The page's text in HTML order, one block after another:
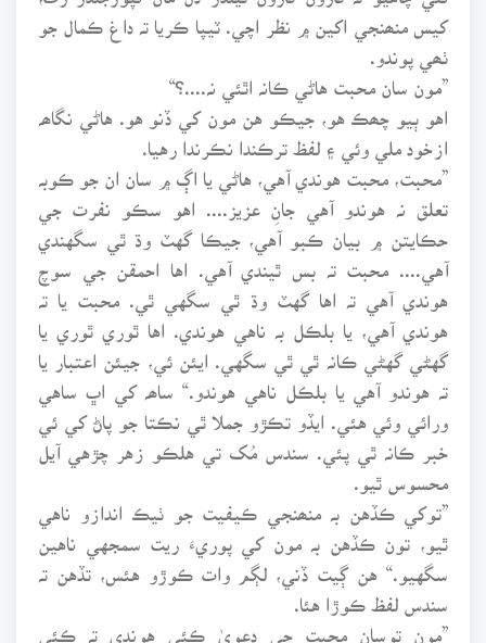
کيس منھنجي اکين ۾ نظر اچي. ٽيپا ڪريا تہ داغ ڪمال جو
”مون سان محبت هاڻي ڪانہ اٿئي نہ....؟“
اهو ٻيو چھڪ هو، جيڪو هن مون کي ڏنو هو. هاڻي نگاھہ
ازخود ملي وئي ۽ لفظ ترڪندا نڪرندا رهيا.
”محبت، محبت هوندي آهي، هاڻي يا اڳ ۾ سان ان جو ڪوبہ
تعلق نہ هوندو آهي جانِ عزيز.... اهو سڪو نفرت جي
حڪايتن ۾ بيان ڪبو آهي، جيڪا گهٽ وڌ ٿي سگهندي
آهي.... محبت تہ بس ٿيندي آهي. اها احمقن جي سوچ
هوندي آهي تہ اها گهٽ وڌ ٿي سگهي ٿي. محبت يا تہ
هوندي آهي، يا بلڪل بہ ناهي هوندي. اها ٿوري ٿوري يا
گهڻي گهڻي ڪانہ ٿي ٿي سگهي. ايئن ئي، جيئن اعتبار يا
تہ هوندو آهي يا بلڪل ناهي هوندو.“ ساھہ کي اڀ ساهي
ورائي وئي هئي. ايڏو تڪڙو جملا ٿي نڪتا جو پاڻ کي ئي
خبر ڪانہ ٿي پئي. سندس مُک تي هلڪو زهر چڙهي آيل
محسوس ٿيو.
”توکي ڪڏهن بہ منھنجي ڪيفيت جو ٺيڪ اندازو ناهي
ٿيو، تون ڪڏهن بہ مون کي پوريءَ ريت سمجهي ناهين
سگهيو.“ هن ڳيت ڏني، لڳم وات ڪوڙو هئس، تڏهن تہ
سندس لفظ ڪوڙا هئا.
”مون توسان محبت جي دعويٰ ڪئي هوندي تہ ڪئي